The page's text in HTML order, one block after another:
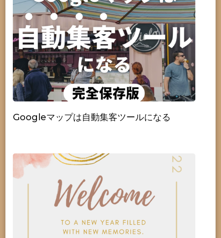
Googleマップは自動集客ツールになる